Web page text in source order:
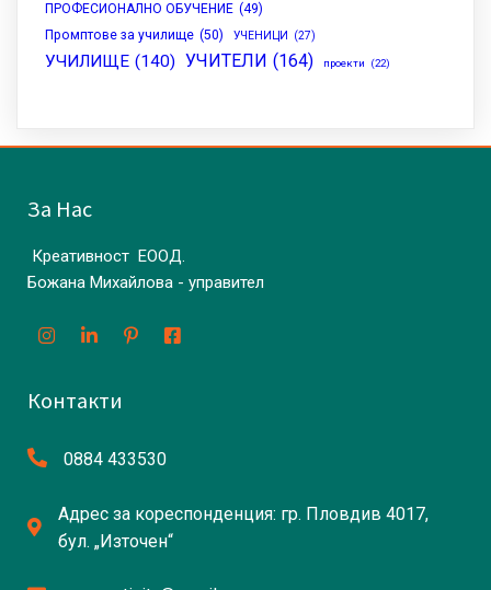
ПРОФЕСИОНАЛНО ОБУЧЕНИЕ (49)
Промптове за училище (50) УЧЕНИЦИ (27)
УЧИЛИЩЕ (140) УЧИТЕЛИ (164) проекти (22)
За Нас
Креативност ЕООД.
Божана Михайлова - управител
Контакти
0884 433530
Адрес за кореспонденция: гр. Пловдив 4017,
бул. „Източен“